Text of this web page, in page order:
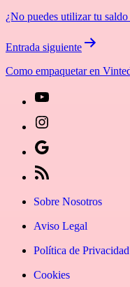
entradas
¿No puedes utilizar tu
Entrada siguiente
Como empaquetar en
instagram»]
fa-
youtube»]
Google
News
icon
icon=»fa
fa-
rss»]
Sobre Nosotros
Aviso Legal
Política de Privacidad
Cookies